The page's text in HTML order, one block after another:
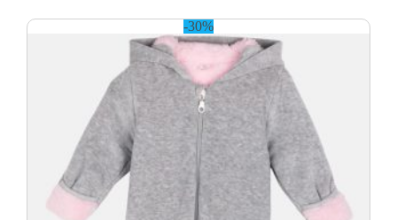
-30%